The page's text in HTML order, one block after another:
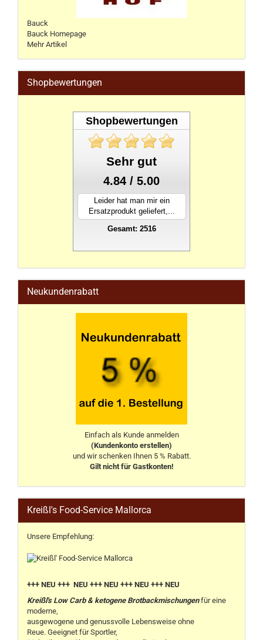
Bauck
Bauck Homepage
Mehr Artikel
Shopbewertungen
Shopbewertungen
Sehr gut
4.84 / 5.00
Leider hat man mir ein
Ersatzprodukt geliefert,...
Gesamt: 2516
Neukundenrabatt
Einfach als Kunde anmelden
(Kundenkonto erstellen)
und wir schenken Ihnen 5 % Rabatt.
Gilt nicht für Gastkonten!
Kreißl's Food-Service Mallorca
Unsere Empfehlung:
+++ NEU +++ NEU +++ NEU +++ NEU +++ NEU
Kreißl's Low Carb & ketogene Brotbackmischungenfür eine
moderne,
ausgewogene und genussvolle Lebensweise ohne
Reue. Geeignet für Sportler,